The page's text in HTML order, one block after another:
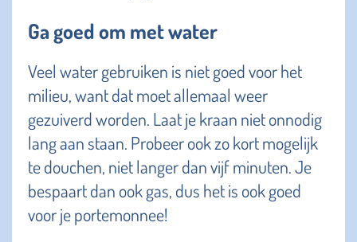
Ga goed om met water
Veel water gebruiken is niet goed voor het
milieu, want dat moet allemaal weer
gezuiverd worden. Laat je kraan niet onnodig
lang aan staan. Probeer ook zo kort mogelijk
te douchen, niet langer dan vijf minuten. Je
bespaart dan ook gas, dus het is ook goed
voor je portemonnee!